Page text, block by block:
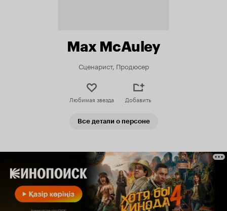
Max McAuley
Сценарист, Продюсер
Любимая звезда Добавить
Все детали о персоне